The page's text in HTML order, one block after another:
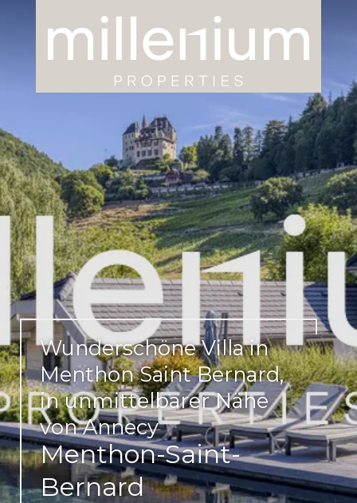
Wunderschöne Villa in
Menthon Saint Bernard,
in unmittelbarer Nähe
von Annecy
Menthon-Saint-
Bernard